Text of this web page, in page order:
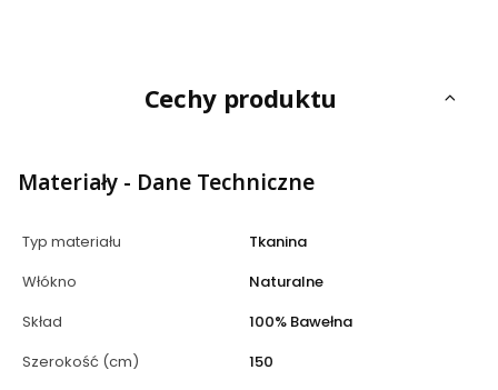
Cechy produktu
Materiały - Dane Techniczne
Typ materiału
Tkanina
Włókno
Naturalne
Skład
100% Bawełna
Szerokość (cm)
150